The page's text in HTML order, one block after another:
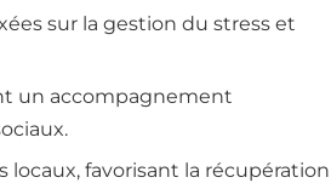
sur la gestion du stress et
un accompagnement
favorisant la récupération